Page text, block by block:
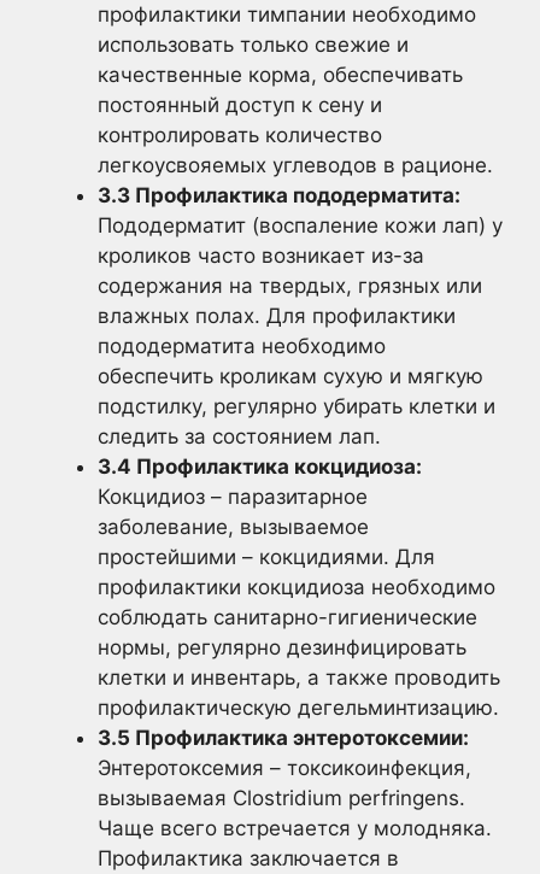
профилактики тимпании необходимо
использовать только свежие и
качественные корма, обеспечивать
постоянный доступ к сену и
контролировать количество
легкоусвояемых углеводов в рационе.
3.3 Профилактика пододерматита:
Пододерматит (воспаление кожи лап) у
кроликов часто возникает из-за
содержания на твердых, грязных или
влажных полах. Для профилактики
пододерматита необходимо
обеспечить кроликам сухую и мягкую
подстилку, регулярно убирать клетки и
следить за состоянием лап.
3.4 Профилактика кокцидиоза:
Кокцидиоз – паразитарное
заболевание, вызываемое
простейшими – кокцидиями. Для
профилактики кокцидиоза необходимо
соблюдать санитарно-гигиенические
нормы, регулярно дезинфицировать
клетки и инвентарь, а также проводить
профилактическую дегельминтизацию.
3.5 Профилактика энтеротоксемии:
Энтеротоксемия – токсикоинфекция,
вызываемая Clostridium perfringens.
Чаще всего встречается у молодняка.
Профилактика заключается в